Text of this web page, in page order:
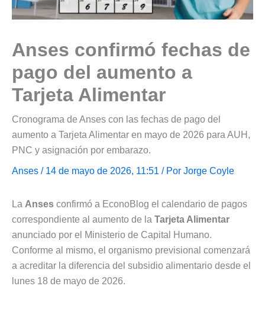
Anses confirmó fechas de
pago del aumento a
Tarjeta Alimentar
Cronograma de Anses con las fechas de pago del
aumento a Tarjeta Alimentar en mayo de 2026 para AUH,
PNC y asignación por embarazo.
Anses / 14 de mayo de 2026, 11:51 / Por Jorge Coyle
La Anses confirmó a EconoBlog el calendario de pagos
correspondiente al aumento de la Tarjeta Alimentar
anunciado por el Ministerio de Capital Humano.
Conforme al mismo, el organismo previsional comenzará
a acreditar la diferencia del subsidio alimentario desde el
lunes 18 de mayo de 2026.